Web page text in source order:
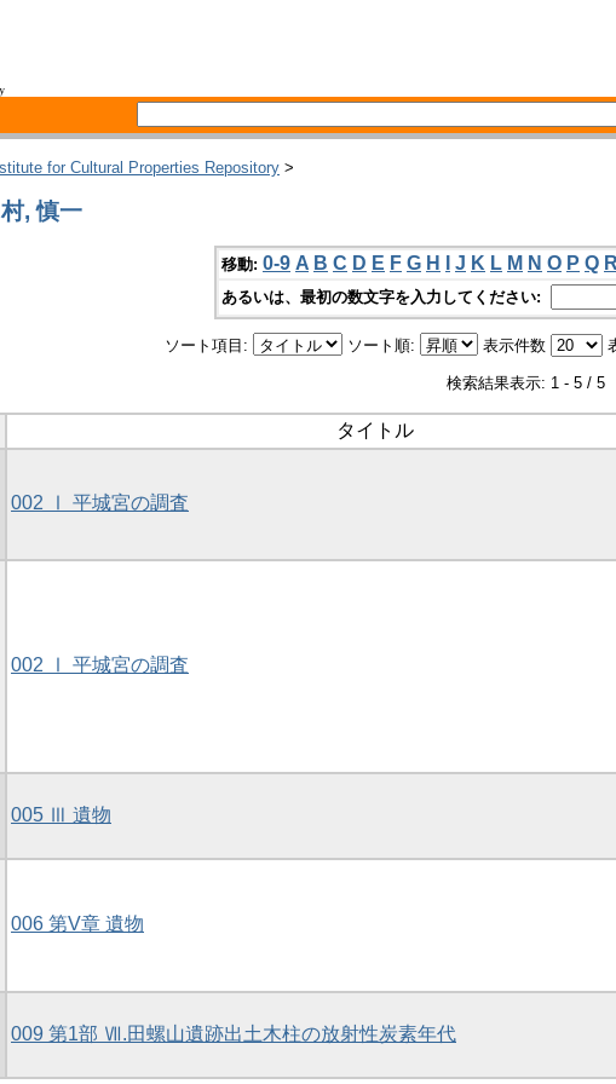
for Cultural Properties Repository >
, 慎一
移動: 0-9 A B C D E F G H J K L M N O P Q R
あるいは、最初の数文字を入力してください:
ソート項目: ソート順: 表示件数
検索結果表示: 1 - 5 / 5
タイトル
002 Ⅰ 平城宮の調査
002 Ⅰ 平城宮の調査
005 Ⅲ 遺物
006 第V章 遺物
009 第1部 Ⅶ.田螺山遺跡出土木柱の放射性炭素年代